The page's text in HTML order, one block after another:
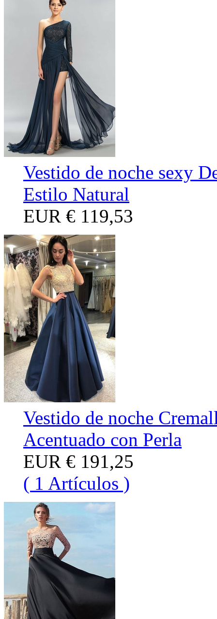
Vestido de noche sexy
Estilo Natural
EUR € 119,53
Vestido de noche
Acentuado con Perla
EUR € 191,25
( 1 Artículos )